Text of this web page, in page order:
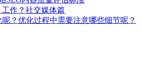
工作？社交媒体篇
？优化过程中需要注意哪些细节呢？